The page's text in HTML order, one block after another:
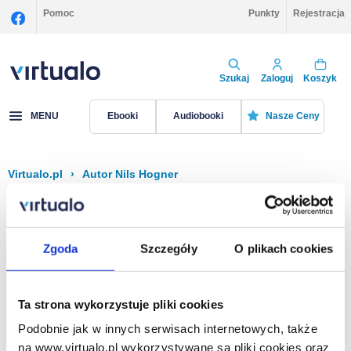
Zgoda Szczegóły O plikach cookies
Ta strona wykorzystuje pliki cookies
Podobnie jak w innych serwisach internetowych, także
na www.virtualo.pl wykorzystywane są pliki cookies oraz
Pomoc Punkty Rejestracja
Szukaj Zaloguj Koszyk
MENU Ebooki Audiobooki Nasze Ceny
Virtualo.pl › Autor Nils Hogner
Filtruj Sortuj
Na stronie